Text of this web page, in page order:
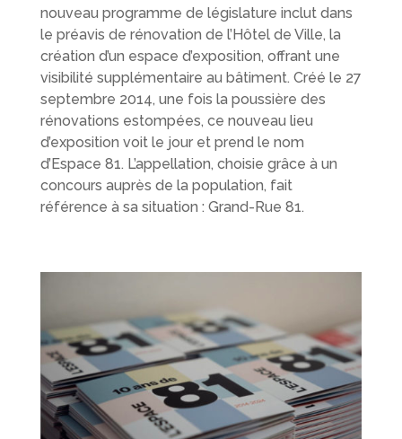
nouveau programme de législature inclut dans
le préavis de rénovation de l’Hôtel de Ville, la
création d’un espace d’exposition, offrant une
visibilité supplémentaire au bâtiment. Créé le 27
septembre 2014, une fois la poussière des
rénovations estompées, ce nouveau lieu
d’exposition voit le jour et prend le nom
d’Espace 81. L’appellation, choisie grâce à un
concours auprès de la population, fait
référence à sa situation : Grand-Rue 81.